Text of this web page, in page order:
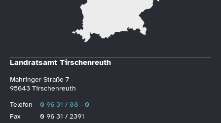
Landratsamt Tirschenreuth
Mähringer Straße 7
95643 Tirschenreuth
Telefon
0 96 31 / 88 - 0
Fax
0 96 31 / 2391